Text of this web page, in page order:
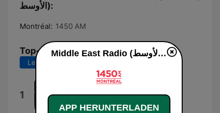
الأوسط):
Montréal: 1450 AM
Top-Songs
Letzte 7 Tage
1
Middle East Radio (إداعة الشرق الأوسط) live
APP HERUNTERLADEN